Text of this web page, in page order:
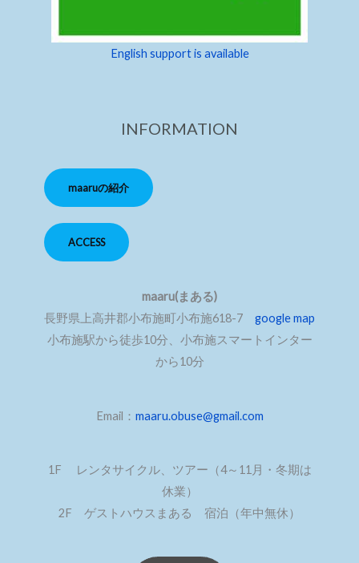
English support is available
INFORMATION
maaruの紹介
ACCESS
maaru(まある)
長野県上高井郡小布施町小布施618-7 google map
小布施駅から徒歩10分、小布施スマートインター
から10分
Email： maaru.obuse@gmail.com
1F レンタサイクル、ツアー（4～11月・冬期は
休業）
2F ゲストハウスまある 宿泊（年中無休）